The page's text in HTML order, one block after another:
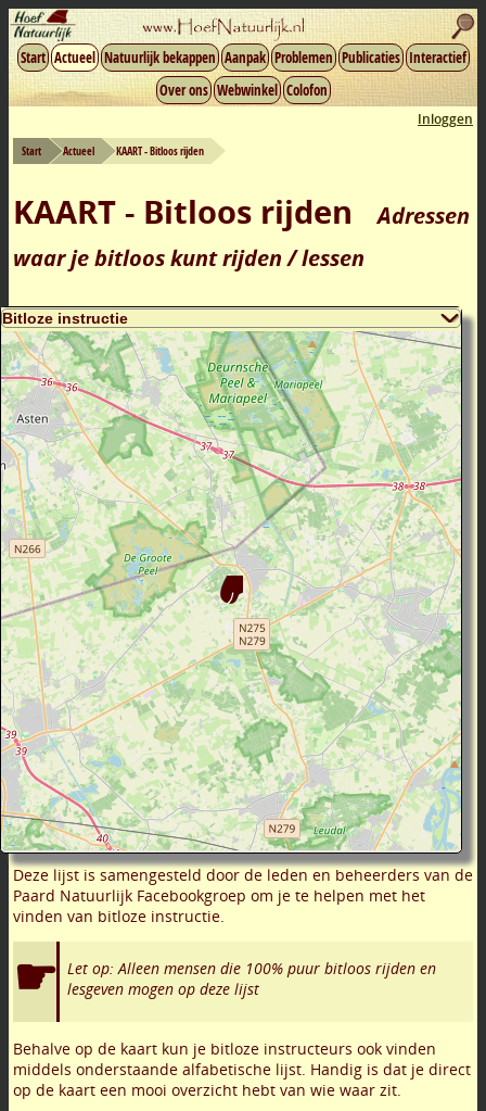
Start Actueel Natuurlijk bekappen Aanpak Problemen Publicaties Interactief
Over ons Webwinkel Colofon
Inloggen
Start Actueel KAART - Bitloos rijden
KAART - Bitloos rijden
Adressen
waar je bitloos kunt rijden / lessen
Deze lijst is samengesteld door de leden en beheerders van de
Paard Natuurlijk Facebookgroep om je te helpen met het
vinden van bitloze instructie.
Let op: Alleen mensen die 100% puur bitloos rijden en
lesgeven mogen op deze lijst
Behalve op de kaart kun je bitloze instructeurs ook vinden
middels onderstaande alfabetische lijst. Handig is dat je direct
op de kaart een mooi overzicht hebt van wie waar zit.